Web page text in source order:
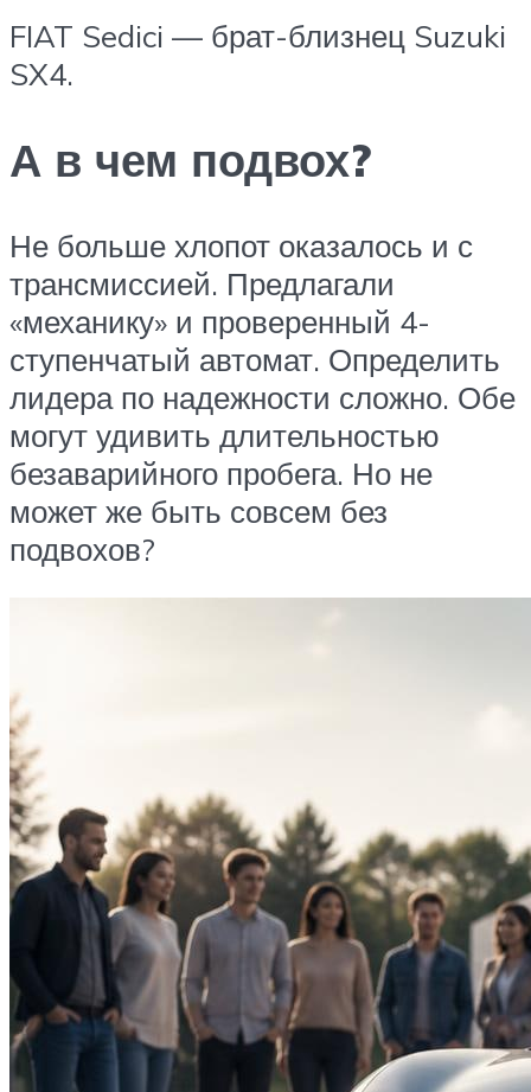
FIAT Sedici — брат-близнец Suzuki
SX4.
А в чем подвох?
Не больше хлопот оказалось и с
транс­миссией. Предлагали
«механику» и проверенный 4-
ступенчатый автомат. Определить
лидера по надежности сложно. Обе
могут удивить длительностью
безаварийного пробега. Но не
может же быть совсем без
подвохов?